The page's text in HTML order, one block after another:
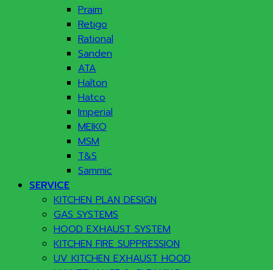
Praim
Retigo
Rational
Sanden
ATA
Halton
Hatco
Imperial
MEIKO
MSM
T&S
Sammic
SERVICE
KITCHEN PLAN DESIGN
GAS SYSTEMS
HOOD EXHAUST SYSTEM
KITCHEN FIRE SUPPRESSION
UV KITCHEN EXHAUST HOOD